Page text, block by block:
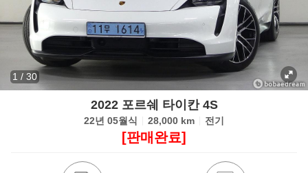
1 / 30
2022 포르쉐 타이칸 4S
22년 05월식 28,000 km 전기
[판매완료]